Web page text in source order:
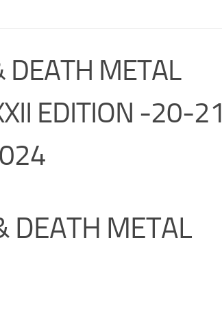
DEATH METAL
EDITION -20-21
DEATH METAL